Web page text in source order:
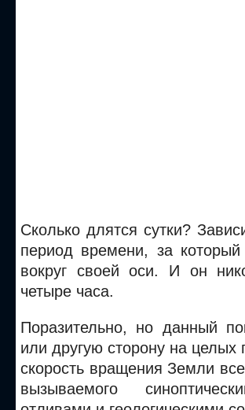
Сколько длятся сутки?
период времени, за
вокруг своей оси. И он
четыре часа.
Поразительно, но данный
или другую сторону на целых
скорость вращения Земли
вызываемого